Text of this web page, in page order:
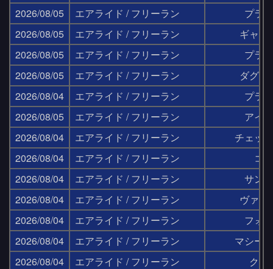
2026/08/05
エアライド / フリーラン
プラ
2026/08/05
エアライド / フリーラン
ギャラ
2026/08/05
エアライド / フリーラン
プラ
2026/08/05
エアライド / フリーラン
ダグウ
2026/08/04
エアライド / フリーラン
プラ
2026/08/05
エアライド / フリーラン
アイ
2026/08/04
エアライド / フリーラン
チェッ
2026/08/04
エアライド / フリーラン
コ
2026/08/04
エアライド / フリーラン
サン
2026/08/04
エアライド / フリーラン
ヴァレ
2026/08/04
エアライド / フリーラン
フォ
2026/08/04
エアライド / フリーラン
マシー
2026/08/04
エアライド / フリーラン
クリ